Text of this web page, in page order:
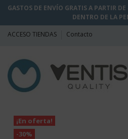
GASTOS DE ENVÍO GRATIS A PARTIR
DENTRO DE LA
ACCESO TIENDAS Contacto
¡En oferta!
-30%